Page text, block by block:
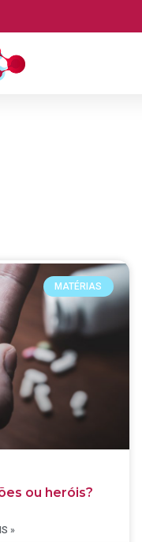
MATÉRIAS
ou heróis?
»